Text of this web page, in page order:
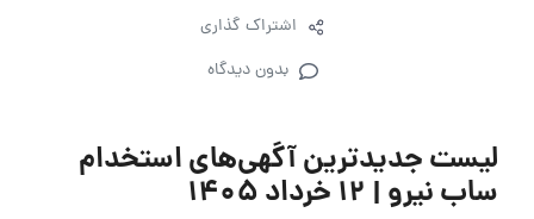
اشتراک گذاری
بدون دیدگاه
لیست جدیدترین آگهی‌های استخدام
ساب نیرو | ۱۲ خرداد ۱۴۰۵